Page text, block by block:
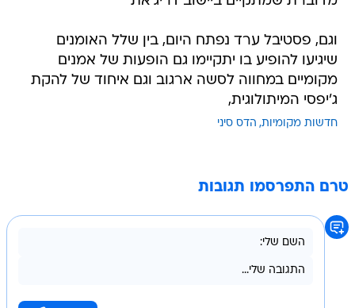
וגם, פסטיבל ערד נפתח היום, בין שלל האומנים
שיגיעו להופיע בו יתקיימו גם הופעות של אמנים
מקומיים במחווה לסשה ארגוב וגם איחוד של להקת
ג'יפסי המיתולוגית,
חדשות מקומיות הדס סיני
טרם התפרסמו תגובות